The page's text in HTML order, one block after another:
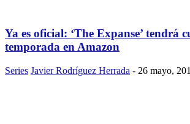
Ya es oficial: ‘The Expanse’ tendrá
temporada en Amazon
Series Javier Rodríguez Herrada - 26 mayo,